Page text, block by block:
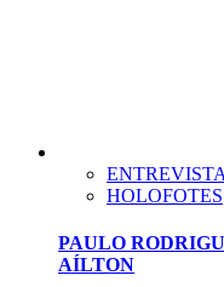
HOLOFOTES
PAULO
AÍLTON